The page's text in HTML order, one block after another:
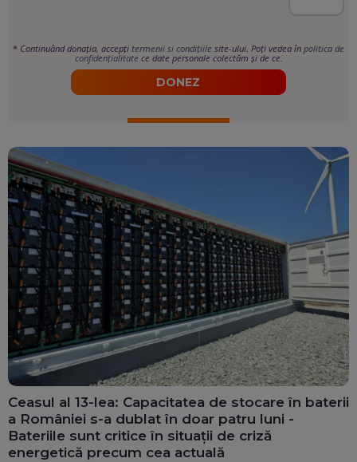
* Continuând donația, accepți termenii si condițiile site-ului. Poți vedea în politica de
confidențialitate ce date personale colectăm și de ce.
DONEZ
Ceasul al 13-lea: Capacitatea de stocare în baterii
a României s-a dublat în doar patru luni -
Bateriile sunt critice în situații de criză
energetică precum cea actuală